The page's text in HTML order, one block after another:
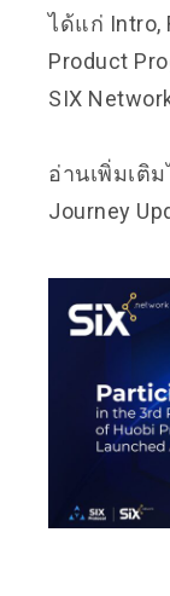
ได้แก่ Intro,
Product
SIX
อ่านเพิ่มเติ
Journey